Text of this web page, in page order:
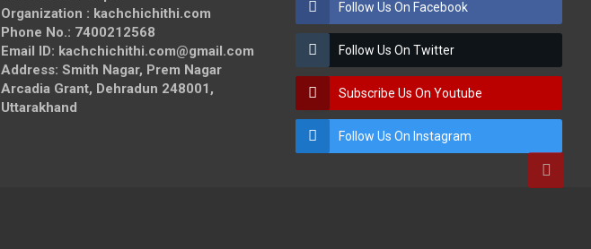
Organization : kachchichithi.com
Phone No.: 7400212568
Email ID: kachchichithi.com@gmail.com
Address: Smith Nagar, Prem Nagar
Arcadia Grant, Dehradun 248001,
Uttarakhand
Follow Us On Facebook
Follow Us On Twitter
Subscribe Us On Youtube
Follow Us On Instagram